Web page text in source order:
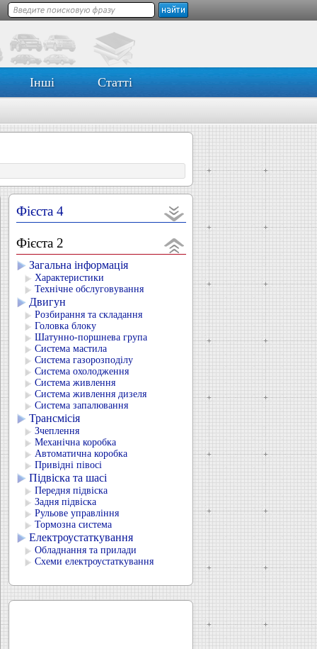
Інші Статті
Фієста 4
Фієста 2
Загальна інформація
Характеристики
Технічне обслуговування
Двигун
Розбирання та складання
Головка блоку
Шатунно-поршнева група
Система мастила
Система газорозподілу
Система охолодження
Система живлення
Система живлення дизеля
Система запалювання
Трансмісія
Зчеплення
Механічна коробка
Автоматична коробка
Привідні півосі
Підвіска та шасі
Передня підвіска
Задня підвіска
Рульове управління
Тормозна система
Електроустаткування
Обладнання та прилади
Схеми електроустаткування